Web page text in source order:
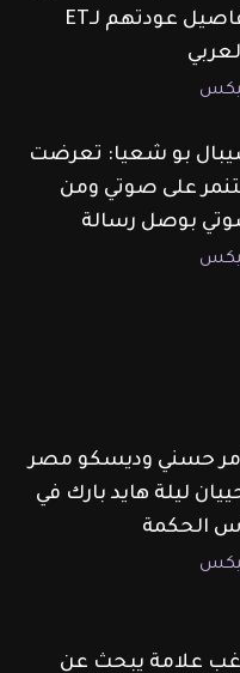
تفاصيل عودتهم لـET
بو شعيا: تعرضت
على صوتي ومن
بوصل رسالة
حسني وديسكو مصر
ليلة هايد بارك في
الحكمة
علامة يبحث عن